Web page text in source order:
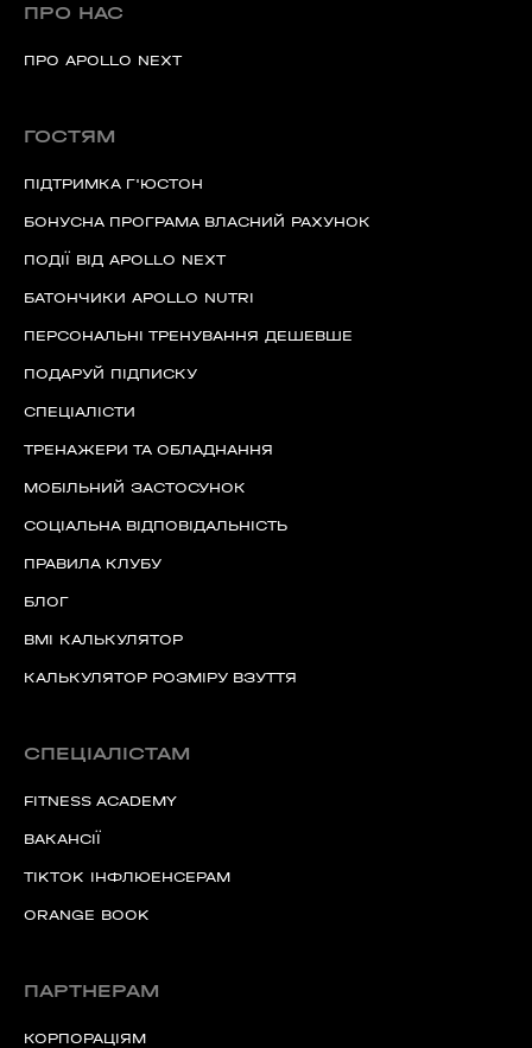
ПРО НАС
ПРО APOLLO NEXT
ГОСТЯМ
ПІДТРИМКА Г'ЮСТОН
БОНУСНА ПРОГРАМА ВЛАСНИЙ РАХУНОК
ПОДІЇ ВІД APOLLO NEXT
БАТОНЧИКИ APOLLO NUTRI
ПЕРСОНАЛЬНІ ТРЕНУВАННЯ ДЕШЕВШЕ
ПОДАРУЙ ПІДПИСКУ
СПЕЦІАЛІСТИ
ТРЕНАЖЕРИ ТА ОБЛАДНАННЯ
МОБІЛЬНИЙ ЗАСТОСУНОК
СОЦІАЛЬНА ВІДПОВІДАЛЬНІСТЬ
ПРАВИЛА КЛУБУ
БЛОГ
BMI КАЛЬКУЛЯТОР
КАЛЬКУЛЯТОР РОЗМІРУ ВЗУТТЯ
СПЕЦІАЛІСТАМ
FITNESS ACADEMY
ВАКАНСІЇ
TIKTOK ІНФЛЮЕНСЕРАМ
ORANGE BOOK
ПАРТНЕРАМ
КОРПОРАЦІЯМ